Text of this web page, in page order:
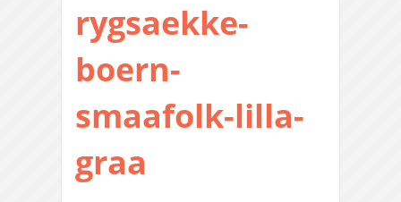
rygsaekke-
boern-
smaafolk-lilla-
graa